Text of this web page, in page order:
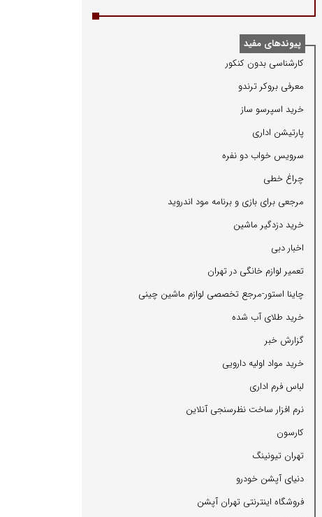
پیوندهای مفید
كارشناسی بدون كنكور
معرفی بروكر ترندو
خرید اسپرسو ساز
پارتیشن اداری
سرویس خواب دو نفره
چراغ خطی
مرجعی برای بازی و برنامه مود اندروید
خرید دزدگیر ماشین
اخبار دبی
تعمیر لوازم خانگی در تهران
چاینا استور-مرجع تخصصی لوازم ماشین چینی
خرید طلای آب شده
گزارش خبر
خرید مواد اولیه دارویی
لباس فرم اداری
نرم افزار ساخت نظرسنجی آنلاین
كارسون
تهران تیونینگ
دنیای آپشن خودرو
فروشگاه اینترنتی تهران آپشن